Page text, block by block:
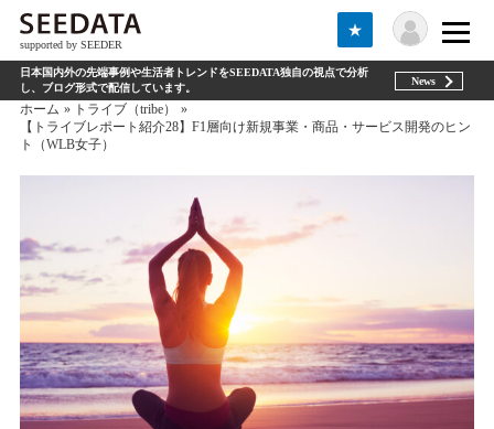
supported by SEEDER
★
日本国内外の先端事例や生活者トレンドをSEEDATA独自の視点で分析
し、ブログ形式で配信しています。
News
ホーム
トライブ（tribe）
【トライブレポート紹介28】F1層向け新規事業・商品・サービス開発のヒン
ト（WLB女子）